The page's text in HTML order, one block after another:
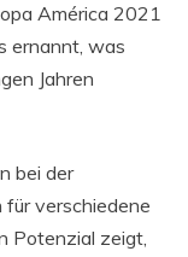
América 2021
ernannt, was
Jahren
bei der
verschiedene
Potenzial zeigt,